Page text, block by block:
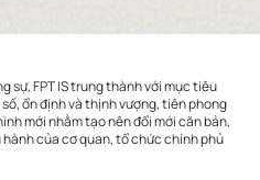
sự, FPT IS trung thành với mục tiêu
ổn định và thịnh vượng, tiên phong
mới nhằm tạo nên đổi mới căn bản,
của cơ quan, tổ chức chính phủ